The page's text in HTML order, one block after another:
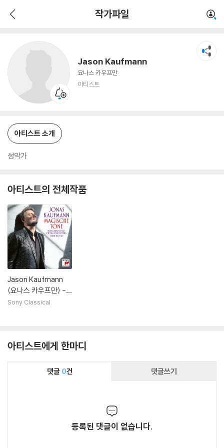
작가파일
Jason Kaufmann
요나스 카우프만
아티스트
아티스트 소개
성악가
아티스트의 전체작품
Jason Kaufmann
(요나스 카우프만) -
Magische Tone
Sony Classical
아티스트에게 한마디
댓글 0건 댓글쓰기
등록된 댓글이 없습니다.